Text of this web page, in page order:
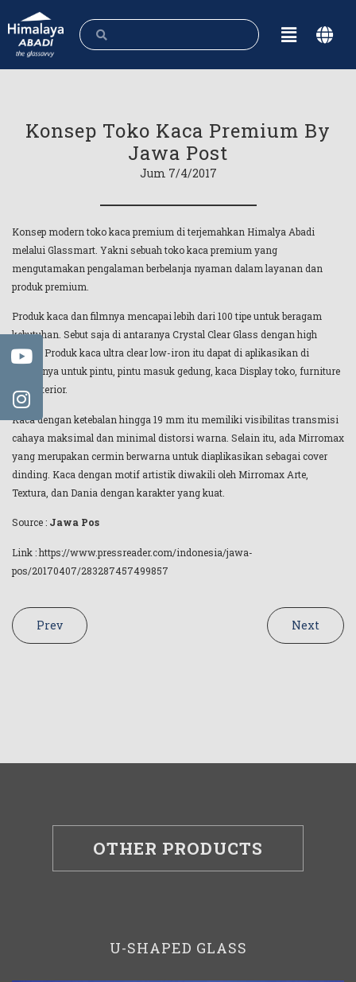
Konsep Toko Kaca Premium By
Jawa Post
Jum 7/4/2017
Konsep modern toko kaca premium di terjemahkan Himalya Abadi
melalui Glassmart. Yakni sebuah toko kaca premium yang
mengutamakan pengalaman berbelanja nyaman dalam layanan dan
produk premium.
Produk kaca dan filmnya mencapai lebih dari 100 tipe untuk beragam
kebutuhan. Sebut saja di antaranya Crystal Clear Glass dengan high
clarity. Produk kaca ultra clear low-iron itu dapat di aplikasikan di
antaranya untuk pintu, pintu masuk gedung, kaca Display toko, furniture
dan interior.
Kaca dengan ketebalan hingga 19 mm itu memiliki visibilitas transmisi
cahaya maksimal dan minimal distorsi warna. Selain itu, ada Mirromax
yang merupakan cermin berwarna untuk diaplikasikan sebagai cover
dinding. Kaca dengan motif artistik diwakili oleh Mirromax Arte,
Textura, dan Dania dengan karakter yang kuat.
Source : Jawa Pos
Link : https://www.pressreader.com/indonesia/jawa-
pos/20170407/283287457499857
Prev Next
OTHER PRODUCTS
U-SHAPED GLASS